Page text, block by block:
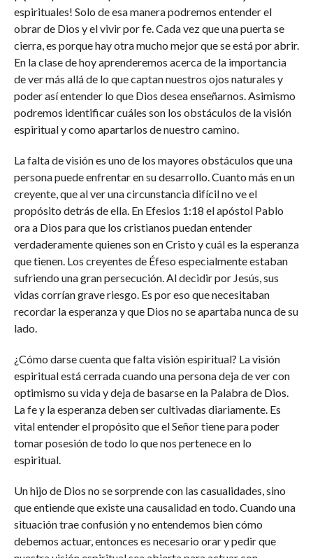
espirituales! Solo de esa manera podremos entender el
obrar de Dios y el vivir por fe. Cada vez que una puerta se
cierra, es porque hay otra mucho mejor que se está por abrir.
En la clase de hoy aprenderemos acerca de la importancia
de ver más allá de lo que captan nuestros ojos naturales y
poder así entender lo que Dios desea enseñarnos. Asimismo
podremos identificar cuáles son los obstáculos de la visión
espiritual y como apartarlos de nuestro camino.
La falta de visión es uno de los mayores obstáculos que una
persona puede enfrentar en su desarrollo. Cuanto más en un
creyente, que al ver una circunstancia difícil no ve el
propósito detrás de ella. En Efesios 1:18 el apóstol Pablo
ora a Dios para que los cristianos puedan entender
verdaderamente quienes son en Cristo y cuál es la esperanza
que tienen. Los creyentes de Éfeso especialmente estaban
sufriendo una gran persecución. Al decidir por Jesús, sus
vidas corrían grave riesgo. Es por eso que necesitaban
recordar la esperanza y que Dios no se apartaba nunca de su
lado.
¿Cómo darse cuenta que falta visión espiritual? La visión
espiritual está cerrada cuando una persona deja de ver con
optimismo su vida y deja de basarse en la Palabra de Dios.
La fe y la esperanza deben ser cultivadas diariamente. Es
vital entender el propósito que el Señor tiene para poder
tomar posesión de todo lo que nos pertenece en lo
espiritual.
Un hijo de Dios no se sorprende con las casualidades, sino
que entiende que existe una causalidad en todo. Cuando una
situación trae confusión y no entendemos bien cómo
debemos actuar, entonces es necesario orar y pedir que